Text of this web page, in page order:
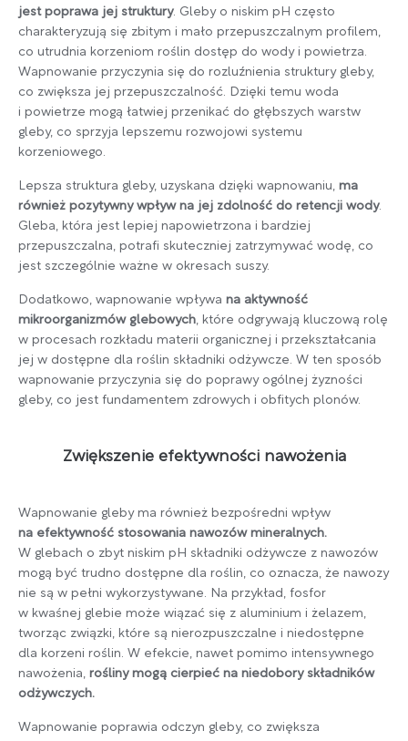
jest poprawa jej struktury. Gleby o niskim pH często
charakteryzują się zbitym i mało przepuszczalnym profilem,
co utrudnia korzeniom roślin dostęp do wody i powietrza.
Wapnowanie przyczynia się do rozluźnienia struktury gleby,
co zwiększa jej przepuszczalność. Dzięki temu woda
i powietrze mogą łatwiej przenikać do głębszych warstw
gleby, co sprzyja lepszemu rozwojowi systemu
korzeniowego.
Lepsza struktura gleby, uzyskana dzięki wapnowaniu, ma
również pozytywny wpływ na jej zdolność do retencji wody.
Gleba, która jest lepiej napowietrzona i bardziej
przepuszczalna, potrafi skuteczniej zatrzymywać wodę, co
jest szczególnie ważne w okresach suszy.
Dodatkowo, wapnowanie wpływa na aktywność
mikroorganizmów glebowych, które odgrywają kluczową rolę
w procesach rozkładu materii organicznej i przekształcania
jej w dostępne dla roślin składniki odżywcze. W ten sposób
wapnowanie przyczynia się do poprawy ogólnej żyzności
gleby, co jest fundamentem zdrowych i obfitych plonów.
Zwiększenie efektywności nawożenia
Wapnowanie gleby ma również bezpośredni wpływ
na efektywność stosowania nawozów mineralnych.
W glebach o zbyt niskim pH składniki odżywcze z nawozów
mogą być trudno dostępne dla roślin, co oznacza, że nawozy
nie są w pełni wykorzystywane. Na przykład, fosfor
w kwaśnej glebie może wiązać się z aluminium i żelazem,
tworząc związki, które są nierozpuszczalne i niedostępne
dla korzeni roślin. W efekcie, nawet pomimo intensywnego
nawożenia, rośliny mogą cierpieć na niedobory składników
odżywczych.
Wapnowanie poprawia odczyn gleby, co zwiększa